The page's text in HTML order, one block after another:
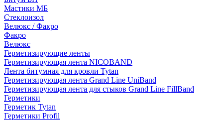
Мастики МБ
Стеклоизол
Велюкс / Факро
Факро
Велюкс
Герметизирующие ленты
Герметизирующая лента NICOBAND
Лента битумная для кровли Tytan
Герметизирующая лента Grand Line UniBand
Герметизирующая лента для стыков Grand Line FillBand
Герметики
Герметик Tytan
Герметики Profil